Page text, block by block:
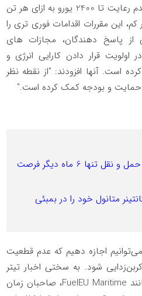
می رسد. با جریمه هایی برای عدم رعایت تا 2400 یورو به ازای هر تن
این مقررات اقدامات فوری تری را
از پاسخ دهندگان، مجازات های
اولویت قرار دادن کارایی انرژی و
است. آنها افزودند: "از نقطه نظر
حمایت و بودجه کمک کرده است."
اتحادیه اروپا: شرکت های حمل و نقل تنها 6 ماه دیگر فرصت
متانول خود را در بمبئی
اجازه دهیم که عدم قطعیت
شود. به سختی اخبار تیتر
یک خبر است، اما با مقرراتی مانند FuelEU Maritime، صاحبان زمان